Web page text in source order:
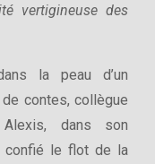
vertigineuse des
la peau d’un
de contes, collègue
dans son
confié le flot de la